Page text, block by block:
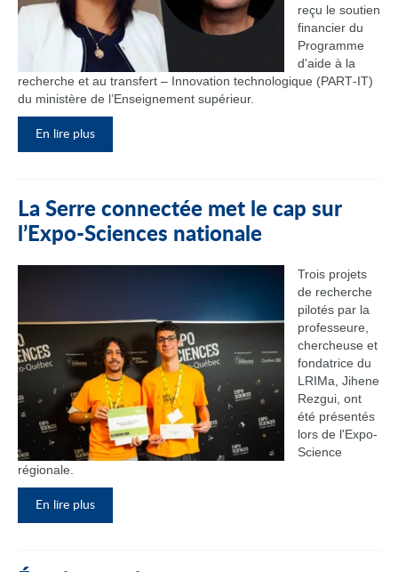
reçu le soutien
financier du
Programme
d'aide à la
recherche et au transfert – Innovation technologique (PART‑IT)
du ministère de l’Enseignement supérieur.
En lire plus
La Serre connectée met le cap sur
l’Expo-Sciences nationale
Trois projets
de recherche
pilotés par la
professeure,
chercheuse et
fondatrice du
LRIMa, Jihene
Rezgui, ont
été présentés
lors de l'Expo-
Science
régionale.
En lire plus